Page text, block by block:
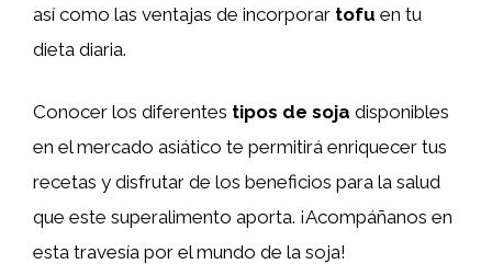
así como las ventajas de incorporar tofu en tu
dieta diaria.
Conocer los diferentes tipos de soja disponibles
en el mercado asiático te permitirá enriquecer tus
recetas y disfrutar de los beneficios para la salud
que este superalimento aporta. ¡Acompáñanos en
esta travesía por el mundo de la soja!